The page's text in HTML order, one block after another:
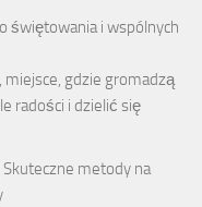
świętowania i wspólnych
miejsce, gdzie gromadzą
radości i dzielić się
Skuteczne metody na